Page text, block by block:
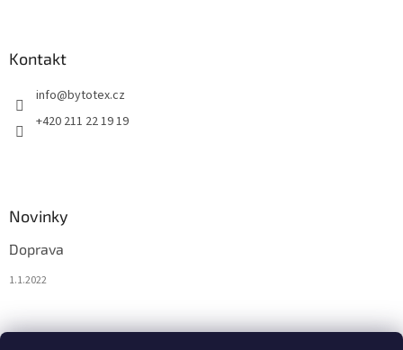
Kontakt
info@bytotex.cz
+420 211 22 19 19
Novinky
Doprava
1.1.2022